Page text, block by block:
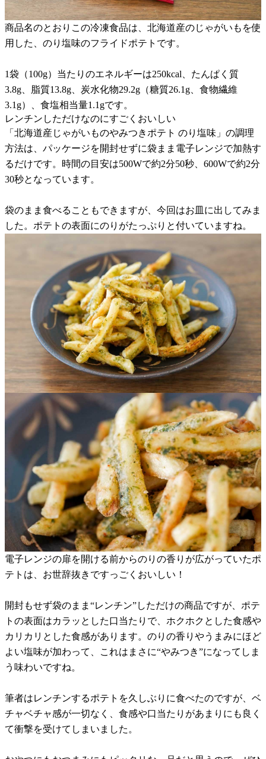
商品名のとおりこの冷凍食品は、北海道産のじゃがいもを使
用した、のり塩味のフライドポテトです。
1袋（100g）当たりのエネルギーは250kcal、たんぱく質
3.8g、脂質13.8g、炭水化物29.2g（糖質26.1g、食物繊維
3.1g）、食塩相当量1.1gです。
レンチンしただけなのにすごくおいしい
「北海道産じゃがいものやみつきポテト のり塩味」の調理
方法は、パッケージを開封せずに袋まま電子レンジで加熱す
るだけです。時間の目安は500Wで約2分50秒、600Wで約2分
30秒となっています。
袋のまま食べることもできますが、今回はお皿に出してみま
した。ポテトの表面にのりがたっぷりと付いていますね。
電子レンジの扉を開ける前からのりの香りが広がっていたポ
テトは、お世辞抜きですっごくおいしい！
開封もせず袋のまま“レンチン”しただけの商品ですが、ポテ
トの表面はカラッとした口当たりで、ホクホクとした食感や
カリカリとした食感があります。のりの香りやうまみにほど
よい塩味が加わって、これはまさに“やみつき”になってしま
う味わいですね。
筆者はレンチンするポテトを久しぶりに食べたのですが、ベ
チャベチャ感が一切なく、食感や口当たりがあまりにも良く
て衝撃を受けてしまいました。